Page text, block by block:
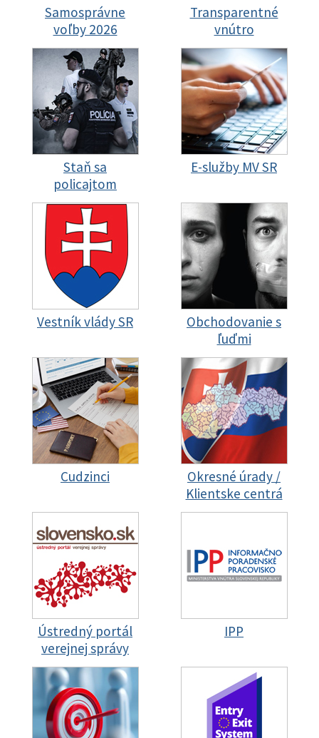
Samosprávne
voľby 2026
Transparentné
vnútro
Staň sa
policajtom
E-služby MV SR
Vestník vlády SR
Obchodovanie s
ľuďmi
Cudzinci
Okresné úrady /
Klientske centrá
Ústredný portál
verejnej správy
IPP